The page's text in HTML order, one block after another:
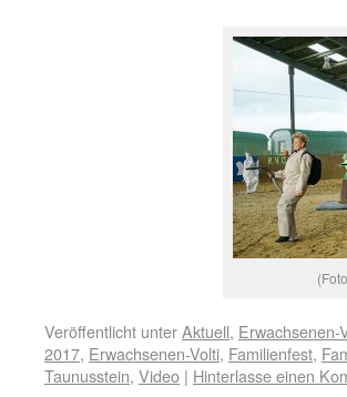
Veröffentlicht unterAktuell, Erwachsenen-
2017, Erwachsenen-Volti, Familienfest,
Taunusstein, Video | Hinterlasse einen